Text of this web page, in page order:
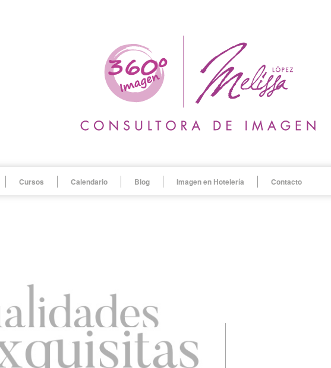
Cursos Calendario Blog Imagen en Hotelería Contacto